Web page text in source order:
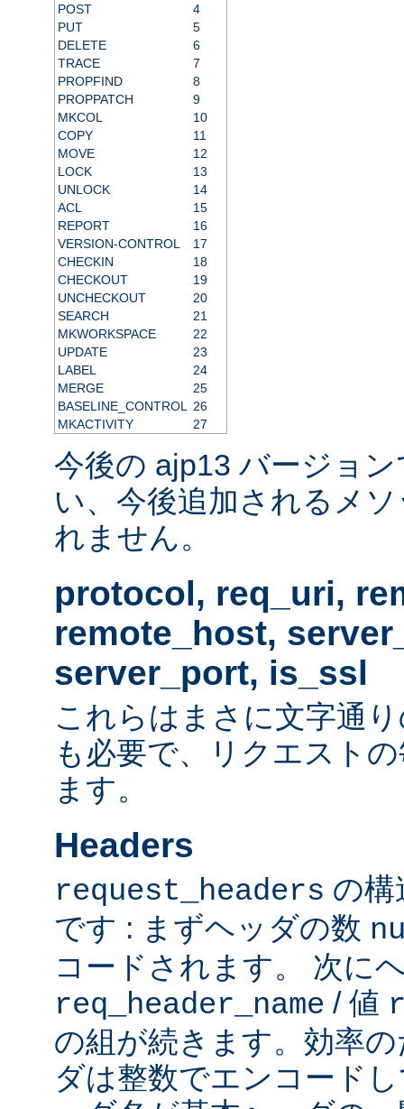
POST
4
PUT
5
DELETE
6
TRACE
7
PROPFIND
8
PROPPATCH
9
MKCOL
10
COPY
11
MOVE
12
LOCK
13
UNLOCK
14
ACL
15
REPORT
16
VERSION-CONTROL
17
CHECKIN
18
CHECKOUT
19
UNCHECKOUT
20
SEARCH
21
MKWORKSPACE
22
UPDATE
23
LABEL
24
MERGE
25
BASELINE_CONTROL
26
MKACTIVITY
27
今後の ajp13 バージョ
い、今後追加されるメ
れません。
protocol, req_uri,
remote_host,
server_port, is_ssl
これらはまさに文字通
も必要で、リクエスト
ます。
Headers
request_headers の構
です : まずヘッダの数
コードされます。 次に
req_header_name / 値
の組が続きます。効率
ダは整数でエンコード